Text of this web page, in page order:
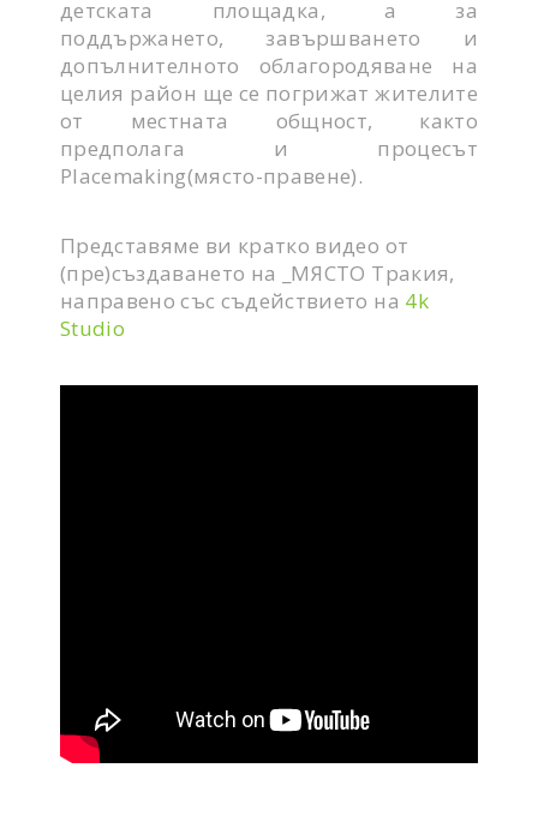
детската площадка, а за
поддържането, завършването и
допълнителното облагородяване на
целия район ще се погрижат жителите
от местната общност, както
предполага и процесът
Placemaking(място-правене).
Представяме ви кратко видео от
(пре)създаването на _МЯСТО Тракия,
направено със съдействието на 4k
Studio